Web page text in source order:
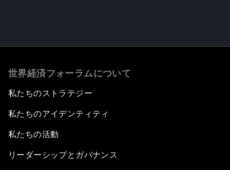
世界経済フォーラムについて
私たちのストラテジー
私たちのアイデンティティ
私たちの活動
リーダーシップとガバナンス